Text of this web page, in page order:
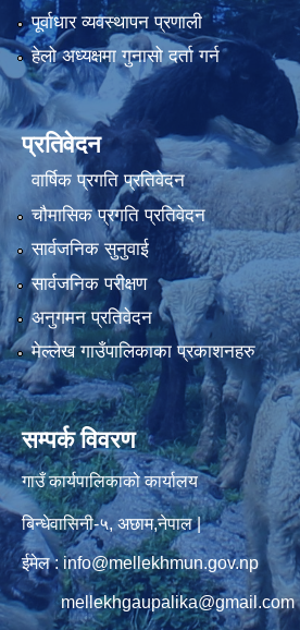
पूर्वाधार व्यवस्थापन प्रणाली
हेलो अध्यक्षमा गुनासो दर्ता गर्न
प्रतिवेदन
वार्षिक प्रगति प्रतिवेदन
चौमासिक प्रगति प्रतिवेदन
सार्वजनिक सुनुवाई
सार्वजनिक परीक्षण
अनुगमन प्रतिवेदन
मेल्लेख गाउँपालिकाका प्रकाशनहरु
सम्पर्क विवरण
गाउँ कार्यपालिकाको कार्यालय
बिन्धेवासिनी-५, अछाम,नेपाल |
ईमेल : info@mellekhmun.gov.np
mellekhgaupalika@gmail.com